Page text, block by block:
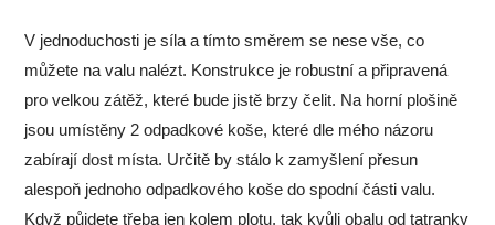
V jednoduchosti je síla a tímto směrem se nese vše, co
můžete na valu nalézt. Konstrukce je robustní a připravená
pro velkou zátěž, které bude jistě brzy čelit. Na horní plošině
jsou umístěny 2 odpadkové koše, které dle mého názoru
zabírají dost místa. Určitě by stálo k zamyšlení přesun
alespoň jednoho odpadkového koše do spodní části valu.
Když půjdete třeba jen kolem plotu, tak kvůli obalu od tatranky